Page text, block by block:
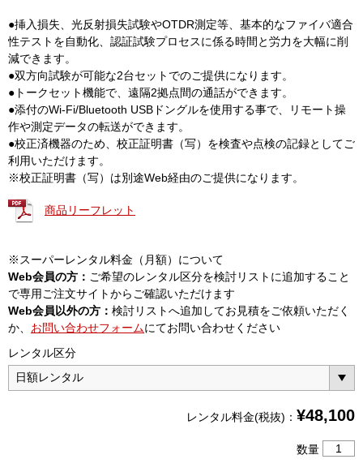
●挿入損失、光反射損失試験やOTDR測定等、基本的なファイバ適合
性テストを自動化、認証試験プロセスに係る時間と労力を大幅に削
減できます。
●双方向試験が可能な2台セットでのご提供になります。
●トークセット機能で、遠隔2拠点間の通話ができます。
●添付のWi-Fi/Bluetooth USBドングルを使用する事で、リモート操
作や測定データの転送ができます。
●校正済機器のため、校正証明書（写）を検査や点検の記録としてご
利用いただけます。
※校正証明書（写）は別途Web経由のご提供になります。
商品リーフレット
※スーパーレンタル料金（月額）について
Web会員の方： ご希望のレンタル区分を検討リストに追加すること
で専用ご注文サイトからご確認いただけます
Web会員以外の方： 検討リストへ追加してお見積をご依頼いただく
か、 お問い合わせフォームにてお問い合わせください
レンタル区分
レンタル料金(税抜)： ¥48,100
数量